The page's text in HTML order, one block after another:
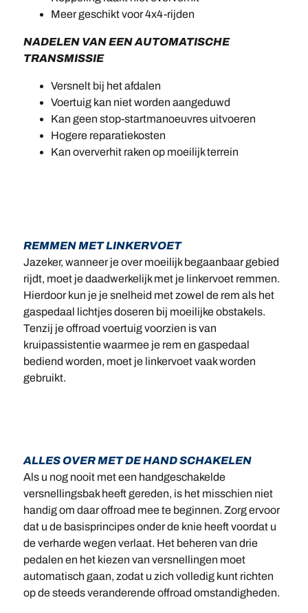
Meer geschikt voor 4x4-rijden
NADELEN VAN EEN AUTOMATISCHE
TRANSMISSIE
Versnelt bij het afdalen
Voertuig kan niet worden aangeduwd
Kan geen stop-startmanoeuvres uitvoeren
Hogere reparatiekosten
Kan oververhit raken op moeilijk terrein
REMMEN MET LINKERVOET
Jazeker, wanneer je over moeilijk begaanbaar gebied
rijdt, moet je daadwerkelijk met je linkervoet remmen.
Hierdoor kun je je snelheid met zowel de rem als het
gaspedaal lichtjes doseren bij moeilijke obstakels.
Tenzij je offroad voertuig voorzien is van
kruipassistentie waarmee je rem en gaspedaal
bediend worden, moet je linkervoet vaak worden
gebruikt.
ALLES OVER MET DE HAND SCHAKELEN
Als u nog nooit met een handgeschakelde
versnellingsbak heeft gereden, is het misschien niet
handig om daar offroad mee te beginnen. Zorg ervoor
dat u de basisprincipes onder de knie heeft voordat u
de verharde wegen verlaat. Het beheren van drie
pedalen en het kiezen van versnellingen moet
automatisch gaan, zodat u zich volledig kunt richten
op de steeds veranderende offroad omstandigheden.